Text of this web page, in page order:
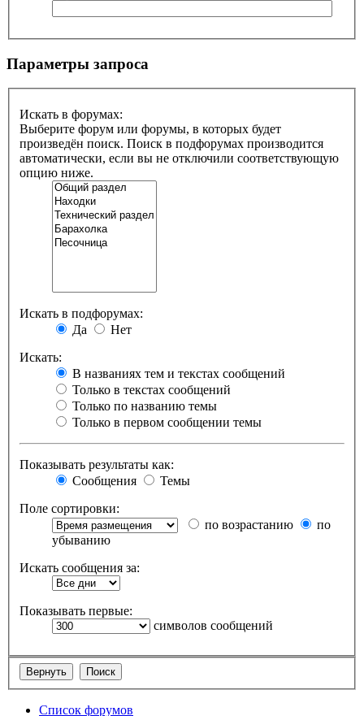
Параметры запроса
Искать в форумах:
Выберите форум или форумы, в которых будет
произведён поиск. Поиск в подфорумах производится
автоматически, если вы не отключили соответствующую
опцию ниже.
Искать в подфорумах:
Да
Нет
Искать:
В названиях тем и текстах сообщений
Только в текстах сообщений
Только по названию темы
Только в первом сообщении темы
Показывать результаты как:
Сообщения
Темы
Поле сортировки:
по возрастанию
по
убыванию
Искать сообщения за:
Показывать первые:
символов сообщений
Список форумов